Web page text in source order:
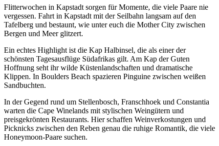
Flitterwochen in Kapstadt sorgen für Momente, die viele Paare nie
vergessen. Fahrt in Kapstadt mit der Seilbahn langsam auf den
Tafelberg und bestaunt, wie unter euch die Mother City zwischen
Bergen und Meer glitzert.
Ein echtes Highlight ist die Kap Halbinsel, die als einer der
schönsten Tagesausflüge Südafrikas gilt. Am Kap der Guten
Hoffnung seht ihr wilde Küstenlandschaften und dramatische
Klippen. In Boulders Beach spazieren Pinguine zwischen weißen
Sandbuchten.
In der Gegend rund um Stellenbosch, Franschhoek und Constantia
warten die Cape Winelands mit stylischen Weingütern und
preisgekrönten Restaurants. Hier schaffen Weinverkostungen und
Picknicks zwischen den Reben genau die ruhige Romantik, die viele
Honeymoon-Paare suchen.